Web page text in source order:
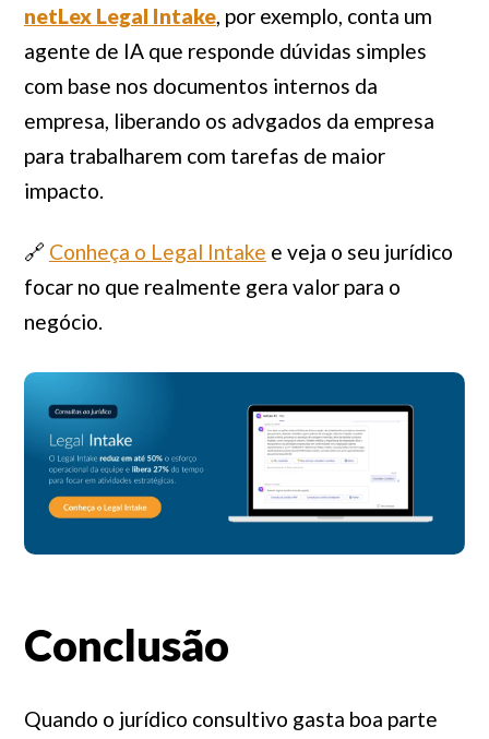
netLex Legal Intake, por exemplo, conta um
agente de IA que responde dúvidas simples
com base nos documentos internos da
empresa, liberando os advgados da empresa
para trabalharem com tarefas de maior
impacto.
🔗 Conheça o Legal Intake e veja o seu jurídico
focar no que realmente gera valor para o
negócio.
Conclusão
Quando o jurídico consultivo gasta boa parte